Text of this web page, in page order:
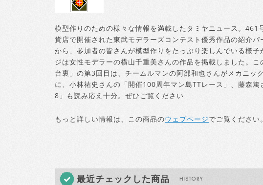
模型作りのための様々な情報を満載したタミヤニュース。461
貨店で開催された東武モデラーズコンテスト優秀作品の紹介
から、参加者の皆さんが模型作りをたっぷり楽しんでいる様
ジは女性モデラーの横山千重美さんの作品を掲載しました。
台裏」の第3回目は、チームルマンの阿部和也さんがメカニッ
に、小林祐史さんの「開催100周年マン島TTレース」、藤森
8」も読み応え十分。ぜひご覧ください
もっと詳しい情報は、この商品のウェブページでご覧ください。
最近チェックした商品